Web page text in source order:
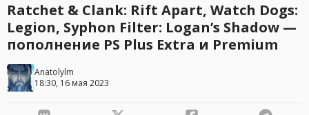
Ratchet & Clank: Rift Apart, Watch Dogs:
Legion, Syphon Filter: Logan’s Shadow —
пополнение PS Plus Extra и Premium
Anatolylm
18:30, 16 мая 2023